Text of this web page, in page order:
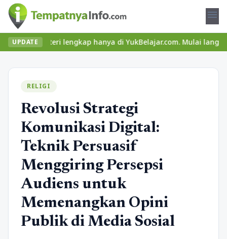
menu
UPDATE
materi lengkap hanya di YukBelajar.com. Mulai langkah
RELIGI
Revolusi Strategi
Komunikasi Digital:
Teknik Persuasif
Menggiring Persepsi
Audiens untuk
Memenangkan Opini
Publik di Media Sosial